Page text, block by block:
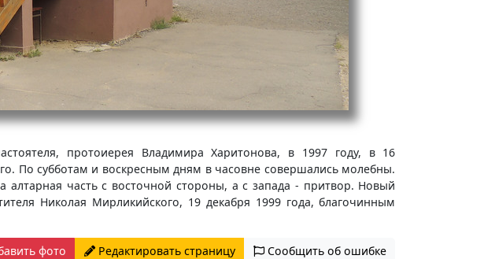
протоиерея Владимира Харитонова, в 1997 году, в 16
По субботам и воскресным дням в часовне совершались молебны.
часть с восточной стороны, а с запада - притвор. Новый
Николая Мирликийского, 19 декабря 1999 года, благочинным
фото Редактировать страницу Сообщить об ошибке